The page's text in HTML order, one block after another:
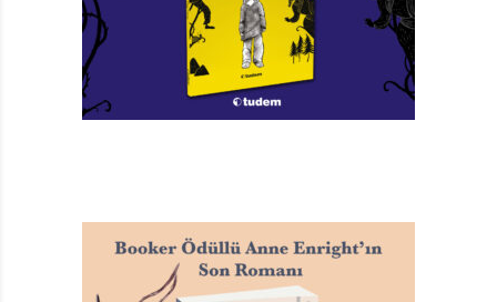
Türkçeleştiren: Melike Hendek
Domingo Yayınları, 32 sayfa